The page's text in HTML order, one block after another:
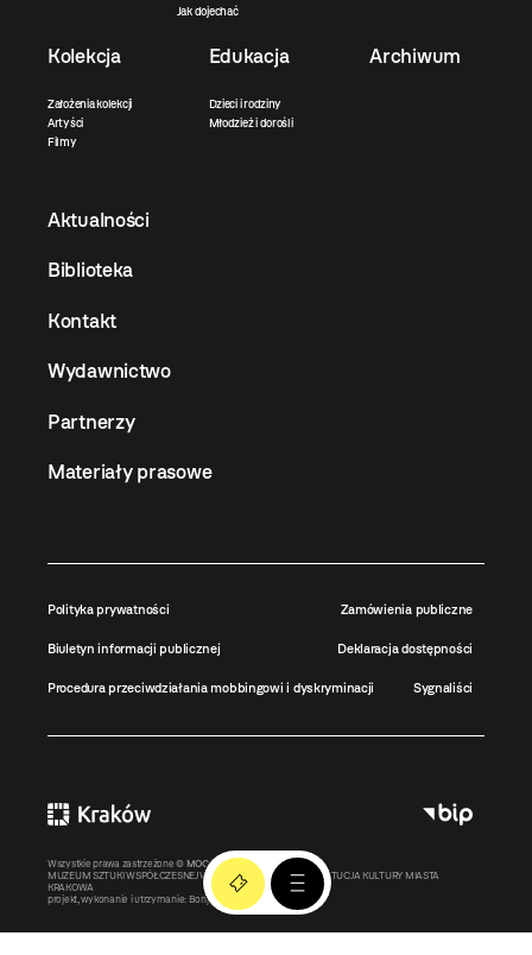
Jak dojechać
Kolekcja
Założenia kolekcji
Artyści
Filmy
Edukacja
Dzieci i rodziny
Młodzież i dorośli
Archiwum
Aktualności
Biblioteka
Kontakt
Wydawnictwo
Partnerzy
Materiały prasowe
Polityka prywatności Zamówienia publiczne
Biuletyn informacji publicznej Deklaracja dostępności
Procedura przeciwdziałania mobbingowi i dyskryminacji Sygnaliści
Wszystkie prawa zastrzeżone © MOCAK2011-2026
MUZEUM SZTUKI WSPÓŁCZESNEJ W KRAKOWIE MOCAK – INSTYTUCJA KULTURY MIASTA
KRAKOWA
projekt, wykonanie i utrzymanie: Bonjour.pl